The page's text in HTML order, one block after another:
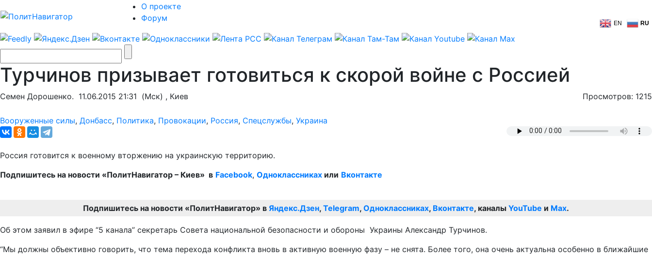
О проекте
Форум
EN RU
Турчинов призывает готовиться к скорой войне с Россией
Семен Дорошенко. 11.06.2015 21:31 (Мск) , Киев Просмотров: 1215
Вооруженные силы, Донбасс, Политика, Провокации, Россия, Спецслужбы, Украина
Россия готовится к военному вторжению на украинскую территорию.
Подпишитесь на новости «ПолитНавигатор – Киев» в Facebook, Одноклассниках или Вконтакте
Подпишитесь на новости «ПолитНавигатор» в Яндекс.Дзен, Telegram, Одноклассниках, Вконтакте, каналы YouTube и Max.
Об этом заявил в эфире “5 канала” секретарь Совета национальной безопасности и обороны Украины Александр Турчинов.
“Мы должны объективно говорить, что тема перехода конфликта вновь в активную военную фазу – не снята. Более того, она очень актуальна особенно в ближайшие